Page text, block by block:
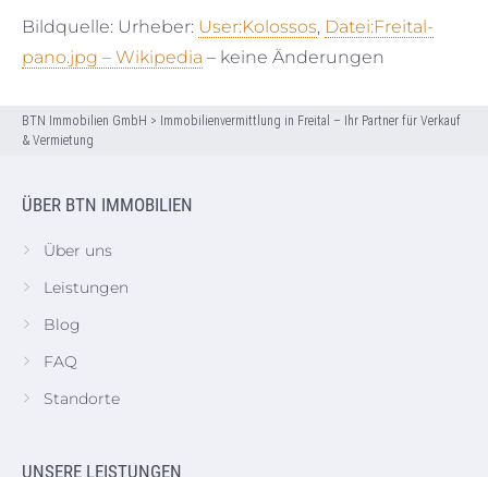
Bildquelle: Urheber: User:Kolossos, Datei:Freital-
pano.jpg – Wikipedia – keine Änderungen
BTN Immobilien GmbH > Immobilienvermittlung in Freital – Ihr Partner für Verkauf
& Vermietung
ÜBER BTN IMMOBILIEN
Über uns
Leistungen
Blog
FAQ
Standorte
UNSERE LEISTUNGEN